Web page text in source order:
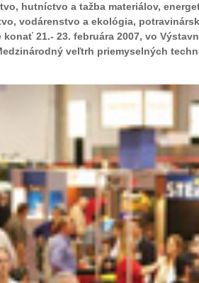
hutníctvo a tažba materiálov,
vodárenstvo a ekológia,
21.- 23. februára 2007, vo
veľtrh priemyselných